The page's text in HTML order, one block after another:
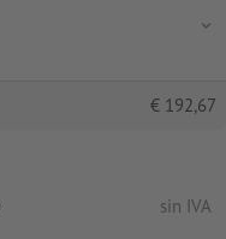
€ 192,67
sin IVA